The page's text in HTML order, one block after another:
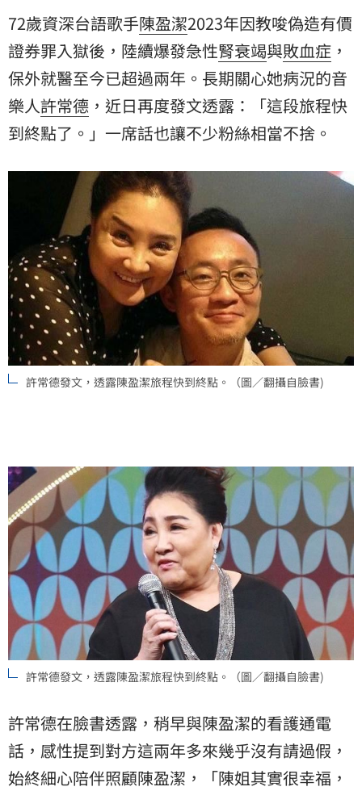
72歲資深台語歌手陳盈潔2023年因教唆偽造有價
證券罪入獄後，陸續爆發急性腎衰竭與敗血症 ，
保外就醫至今已超過兩年。長期關心她病況的音
樂人許常德 ，近日再度發文透露：「這段旅程快
到終點了。」一席話也讓不少粉絲相當不捨。
許常德發文，透露陳盈潔旅程快到終點。（圖／翻攝自臉書)
許常德發文，透露陳盈潔旅程快到終點。（圖／翻攝自臉書)
許常德在臉書透露，稍早與陳盈潔的看護通電
話，感性提到對方這兩年多來幾乎沒有請過假，
始終細心陪伴照顧陳盈潔，「陳姐其實很幸福，